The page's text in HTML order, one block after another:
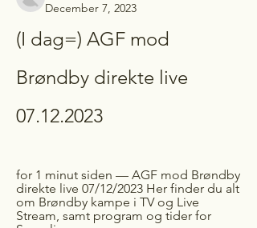
December 7, 2023
(I dag=) AGF mod
Brøndby direkte live
07.12.2023
for 1 minut siden — AGF mod Brøndby
direkte live 07/12/2023 Her finder du alt
om Brøndby kampe i TV og Live
Stream, samt program og tider for